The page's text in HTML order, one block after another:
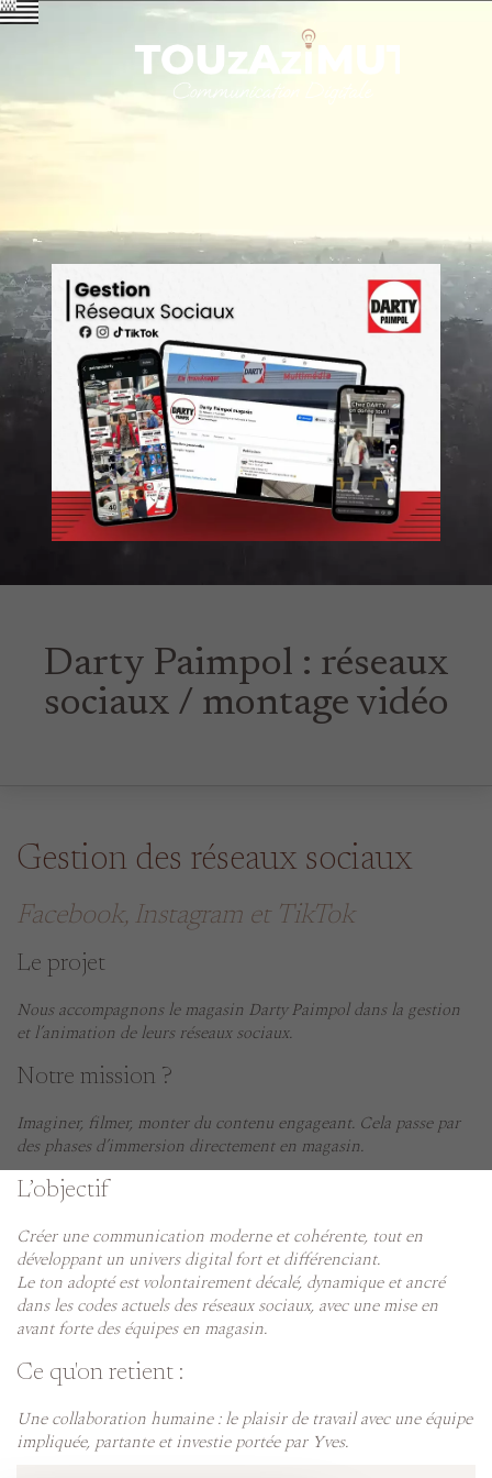
Darty Paimpol : réseaux
sociaux / montage vidéo
Gestion des réseaux sociaux
Facebook, Instagram et TikTok
Le projet
Nous accompagnons le magasin Darty Paimpol dans la gestion
et l’animation de leurs réseaux sociaux.
Notre mission ?
Imaginer, filmer, monter du contenu engageant. Cela passe par
des phases d’immersion directement en magasin.
L’objectif
Créer une communication moderne et cohérente, tout en
développant un univers digital fort et différenciant.
Le ton adopté est volontairement décalé, dynamique et ancré
dans les codes actuels des réseaux sociaux, avec une mise en
avant forte des équipes en magasin.
Ce qu'on retient :
Une collaboration humaine : le plaisir de travail avec une équipe
impliquée, partante et investie portée par Yves.